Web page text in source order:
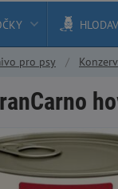
pro psy